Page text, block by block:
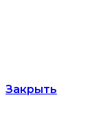
Закрыть